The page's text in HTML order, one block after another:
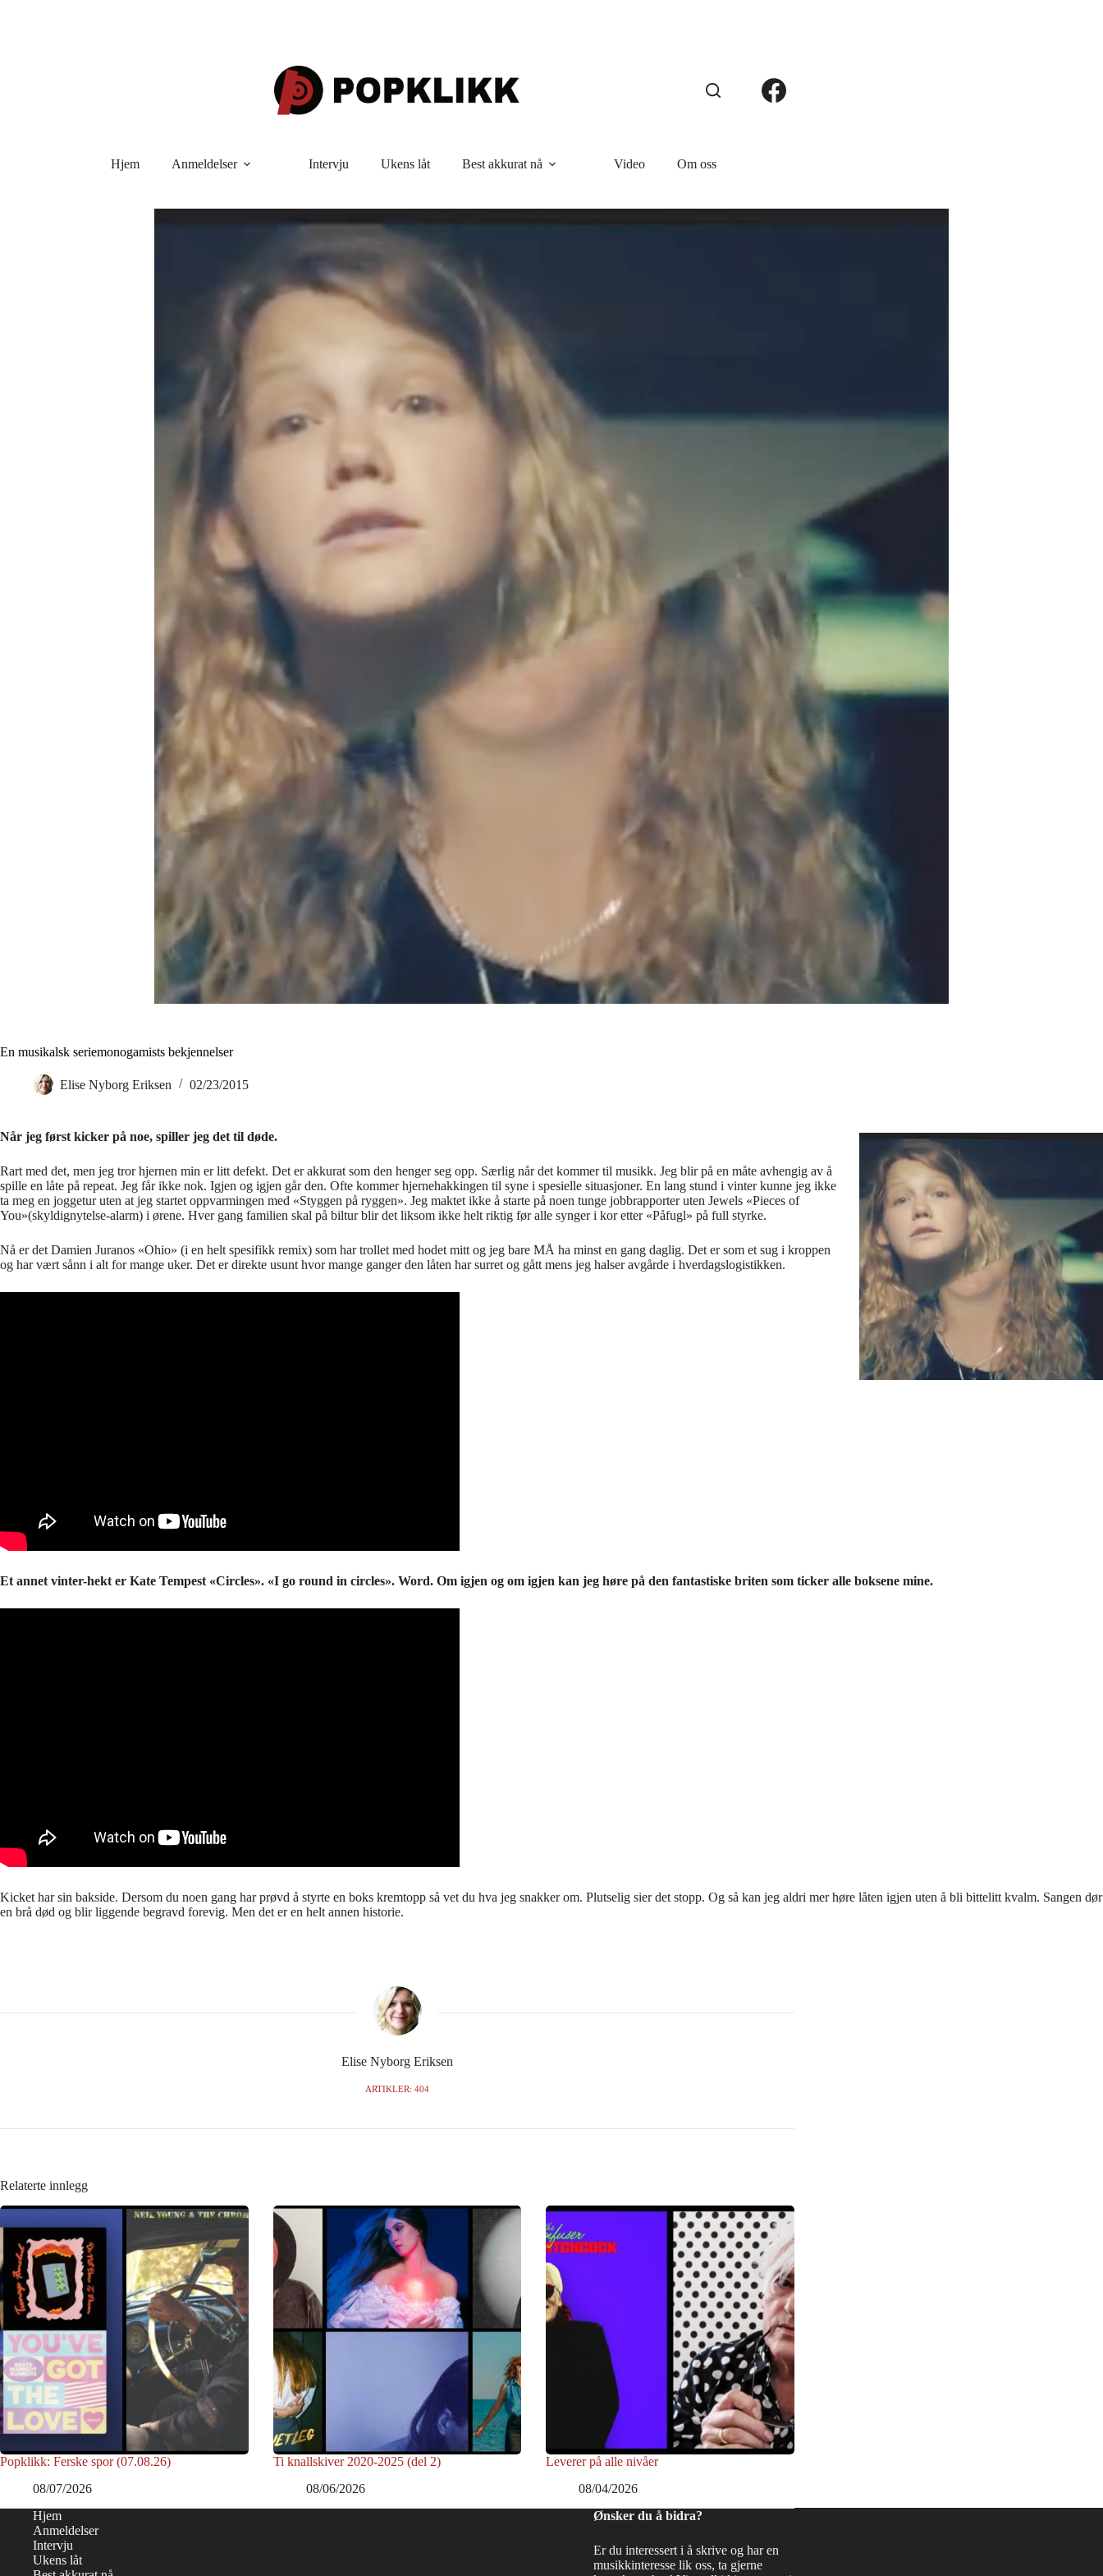
Hjem Anmeldelser Intervju Ukens låt Best akkurat nå Video Om oss
En musikalsk seriemonogamists bekjennelser
Elise Nyborg Eriksen 02/23/2015
Når jeg først kicker på noe, spiller jeg det til døde.
Rart med det, men jeg tror hjernen min er litt defekt. Det er akkurat som den henger seg opp. Særlig når det kommer til musikk. Jeg blir på en måte avhengig av å
spille en låte på repeat. Jeg får ikke nok. Igjen og igjen går den. Ofte kommer hjernehakkingen til syne i spesielle situasjoner. En lang stund i vinter kunne jeg ikke
ta meg en joggetur uten at jeg startet oppvarmingen med «Styggen på ryggen». Jeg maktet ikke å starte på noen tunge jobbrapporter uten Jewels «Pieces of
You»(skyldignytelse-alarm) i ørene. Hver gang familien skal på biltur blir det liksom ikke helt riktig før alle synger i kor etter «Påfugl» på full styrke.
Nå er det Damien Juranos «Ohio» (i en helt spesifikk remix) som har trollet med hodet mitt og jeg bare MÅ ha minst en gang daglig. Det er som et sug i kroppen
og har vært sånn i alt for mange uker. Det er direkte usunt hvor mange ganger den låten har surret og gått mens jeg halser avgårde i hverdagslogistikken.
Et annet vinter-hekt er Kate Tempest «Circles». «I go round in circles». Word. Om igjen og om igjen kan jeg høre på den fantastiske briten som ticker alle boksene mine.
Kicket har sin bakside. Dersom du noen gang har prøvd å styrte en boks kremtopp så vet du hva jeg snakker om. Plutselig sier det stopp. Og så kan jeg aldri mer høre låten igjen uten å bli bittelitt kvalm. Sangen dør
en brå død og blir liggende begravd forevig. Men det er en helt annen historie.
Elise Nyborg Eriksen
ARTIKLER: 404
Relaterte innlegg
Popklikk: Ferske spor (07.08.26)
08/07/2026
Ti knallskiver 2020-2025 (del 2)
08/06/2026
Leverer på alle nivåer
08/04/2026
Hjem
Anmeldelser
Intervju
Ukens låt
Ønsker du å bidra?
Er du interessert i å skrive og har en
musikkinteresse lik oss, ta gjerne